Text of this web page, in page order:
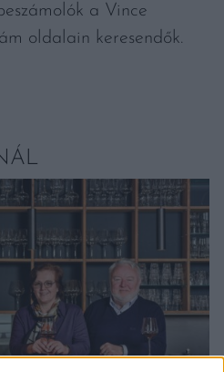
a Vince
oldalain keresendők.